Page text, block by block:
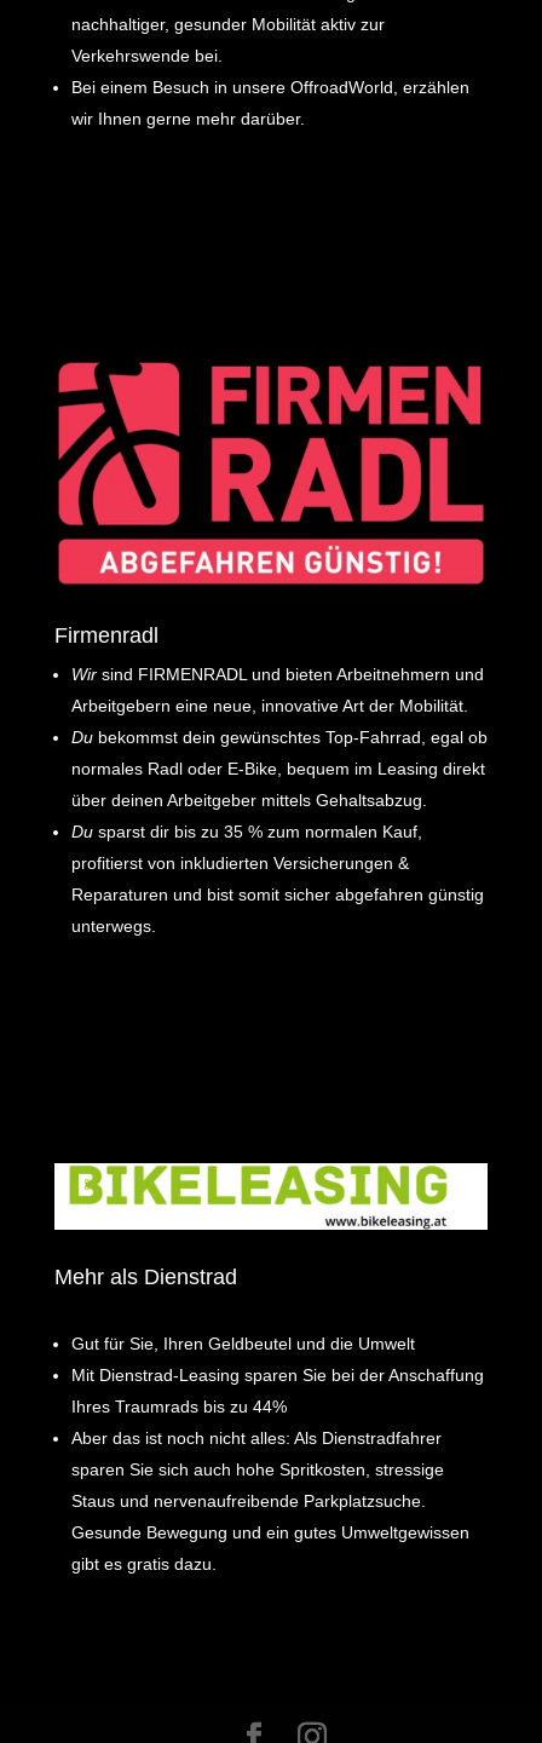
nachhaltiger, gesunder Mobilität aktiv zur
Verkehrswende bei.
Bei einem Besuch in unsere OffroadWorld, erzählen
wir Ihnen gerne mehr darüber.
Firmenradl
Wir sind FIRMENRADL und bieten Arbeitnehmern und
Arbeitgebern eine neue, innovative Art der Mobilität.
Du bekommst dein gewünschtes Top-Fahrrad, egal ob
normales Radl oder E-Bike, bequem im Leasing direkt
über deinen Arbeitgeber mittels Gehaltsabzug.
Du sparst dir bis zu 35 % zum normalen Kauf,
profitierst von inkludierten Versicherungen &
Reparaturen und bist somit sicher abgefahren günstig
unterwegs.
Mehr als Dienstrad
Gut für Sie, Ihren Geldbeutel und die Umwelt
Mit Dienstrad-Leasing sparen Sie bei der Anschaffung
Ihres Traumrads bis zu 44%
Aber das ist noch nicht alles: Als Dienstradfahrer
sparen Sie sich auch hohe Spritkosten, stressige
Staus und nervenaufreibende Parkplatzsuche.
Gesunde Bewegung und ein gutes Umweltgewissen
gibt es gratis dazu.